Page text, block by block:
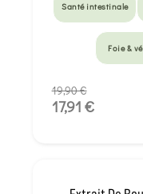
Santé intestinale
Foie &
19,90 €
17,91 €